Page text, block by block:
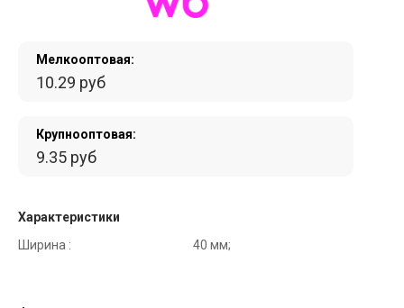
Мелкооптовая:
10.29 руб
Крупнооптовая:
9.35 руб
Характеристики
Ширина :
40 мм;